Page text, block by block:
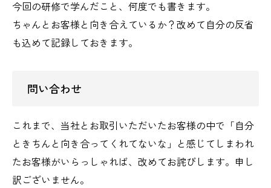
今回の研修で学んだこと、何度でも書きます。
ちゃんとお客様と向き合えているか？改めて自分の反省
も込めて記録しておきます。
問い合わせ
これまで、当社とお取引いただいたお客様の中で「自分
ときちんと向き合ってくれてないな」と感じてしまわれ
たお客様がいらっしゃれば、改めてお詫びします。申し
訳ございません。